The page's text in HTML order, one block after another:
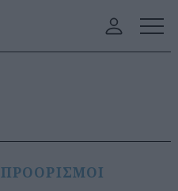
ΠΡΟΟΡΙΣΜΟΙ